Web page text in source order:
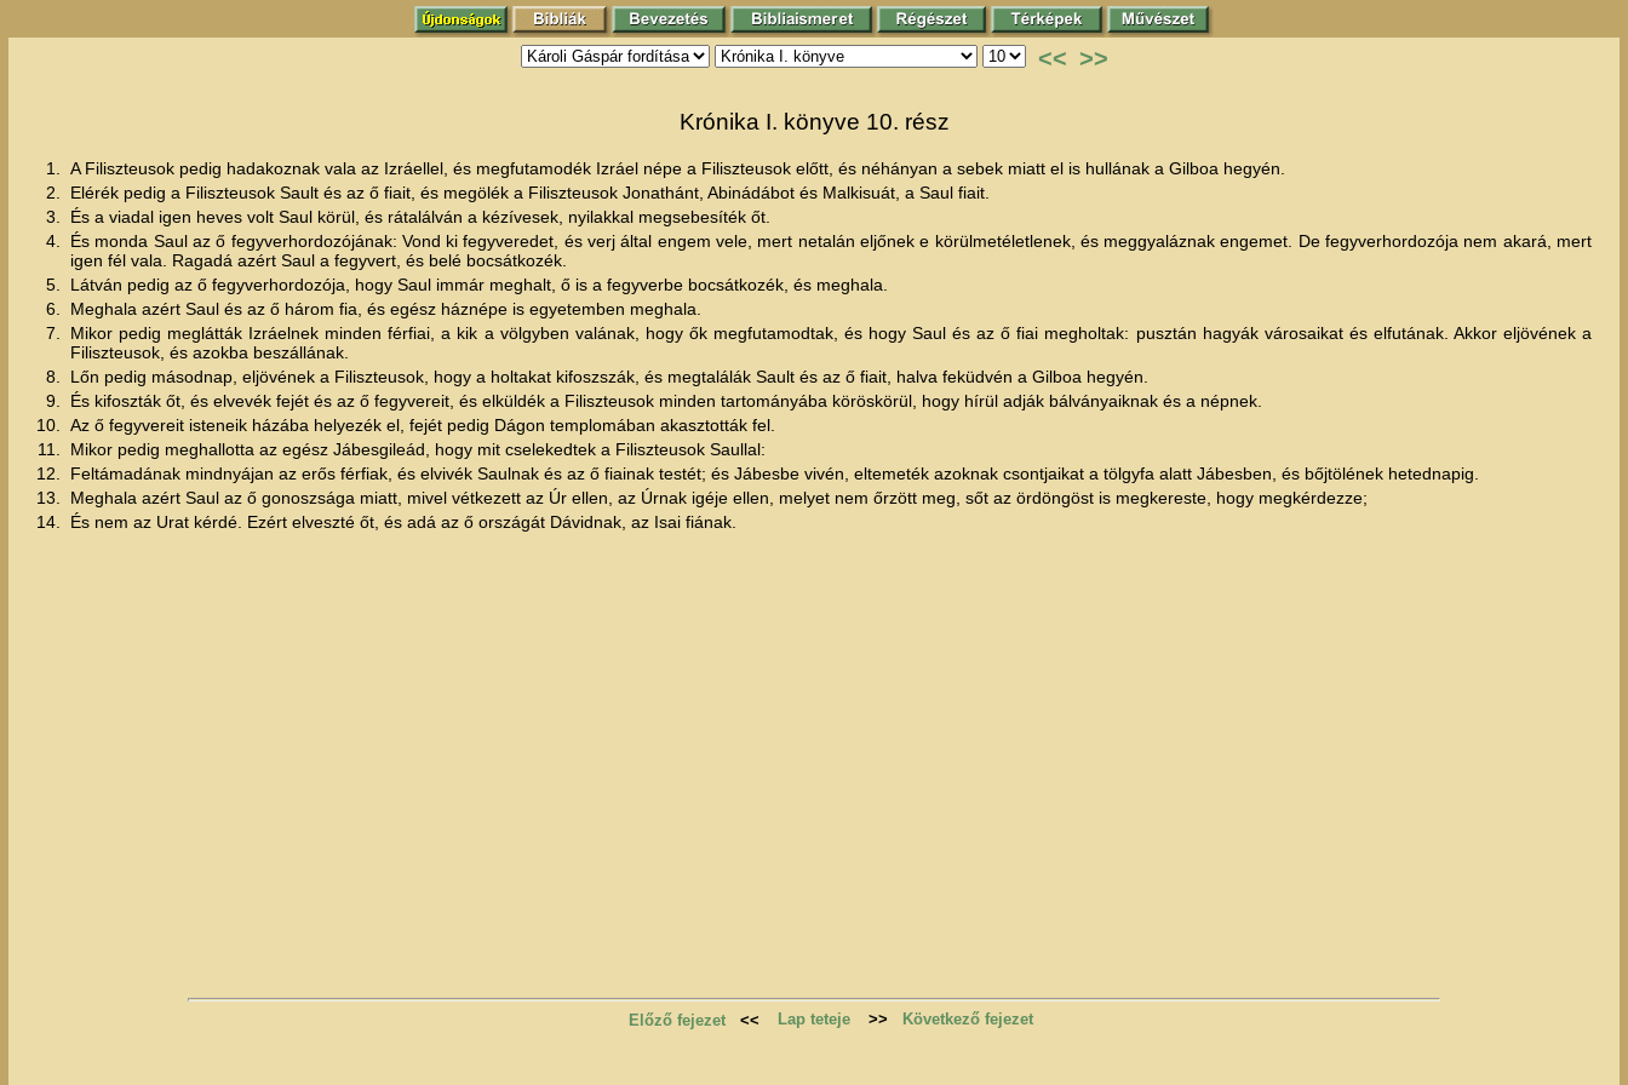
<< >>
Krónika I. könyve 10. rész
1.
A Filiszteusok pedig hadakoznak vala az Izráellel, és megfutamodék Izráel népe a Filiszteusok előtt, és néhányan a sebek miatt el is hullának a Gilboa hegyén.
2.
Elérék pedig a Filiszteusok Sault és az ő fiait, és megölék a Filiszteusok Jonathánt, Abinádábot és Malkisuát, a Saul fiait.
3.
És a viadal igen heves volt Saul körül, és rátalálván a kézívesek, nyilakkal megsebesíték őt.
4.
És monda Saul az ő fegyverhordozójának: Vond ki fegyveredet, és verj által engem vele, mert netalán eljőnek e körülmetéletlenek, és meggyaláznak engemet. De fegyverhordozója nem akará, mert
igen fél vala. Ragadá azért Saul a fegyvert, és belé bocsátkozék.
5.
Látván pedig az ő fegyverhordozója, hogy Saul immár meghalt, ő is a fegyverbe bocsátkozék, és meghala.
6.
Meghala azért Saul és az ő három fia, és egész háznépe is egyetemben meghala.
7.
Mikor pedig meglátták Izráelnek minden férfiai, a kik a völgyben valának, hogy ők megfutamodtak, és hogy Saul és az ő fiai megholtak: pusztán hagyák városaikat és elfutának. Akkor eljövének a
Filiszteusok, és azokba beszállának.
8.
Lőn pedig másodnap, eljövének a Filiszteusok, hogy a holtakat kifoszszák, és megtalálák Sault és az ő fiait, halva feküdvén a Gilboa hegyén.
9.
És kifoszták őt, és elvevék fejét és az ő fegyvereit, és elküldék a Filiszteusok minden tartományába köröskörül, hogy hírül adják bálványaiknak és a népnek.
10.
Az ő fegyvereit isteneik házába helyezék el, fejét pedig Dágon templomában akasztották fel.
11.
Mikor pedig meghallotta az egész Jábesgileád, hogy mit cselekedtek a Filiszteusok Saullal:
12.
Feltámadának mindnyájan az erős férfiak, és elvivék Saulnak és az ő fiainak testét; és Jábesbe vivén, eltemeték azoknak csontjaikat a tölgyfa alatt Jábesben, és bőjtölének hetednapig.
13.
Meghala azért Saul az ő gonoszsága miatt, mivel vétkezett az Úr ellen, az Úrnak igéje ellen, melyet nem őrzött meg, sőt az ördöngöst is megkereste, hogy megkérdezze;
14.
És nem az Urat kérdé. Ezért elveszté őt, és adá az ő országát Dávidnak, az Isai fiának.
Előző fejezet << Lap teteje >> Következő fejezet